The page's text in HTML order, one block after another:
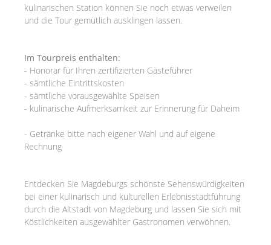
kulinarischen Station können Sie noch etwas verweilen
und die Tour gemütlich ausklingen lassen.
Im Tourpreis enthalten:
- Honorar für Ihren zertifizierten Gästeführer
- sämtliche Eintrittskosten
- sämtliche vorausgewählte Speisen
- kulinarische Aufmerksamkeit zur Erinnerung für Daheim
- Getränke bitte nach eigener Wahl und auf eigene
Rechnung
Entdecken Sie Magdeburgs schönste Sehenswürdigkeiten
bei einer kulinarisch und kulturellen Erlebnisstadtführung
durch die Altstadt von Magdeburg und lassen Sie sich mit
Köstlichkeiten ausgewählter Gastronomen verwöhnen.